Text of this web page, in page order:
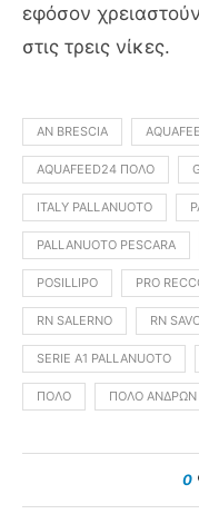
εφόσον
στις τρεις νίκες.
AN BRESCIA
AQUAFEED24 ΠΌΛΟ
ITALY PALLANUOTO
PALLANUOTO PESCARA
POSILLIPO PRO
RN SALERNO RN
SERIE A1 PALLANUOTO
ΠΌΛΟ ΠΌΛΟ ΑΝΔΡΏΝ
0